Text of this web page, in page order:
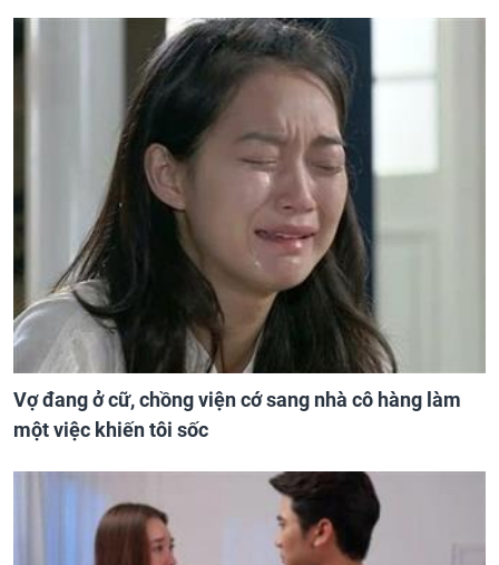
Vợ đang ở cữ, chồng viện cớ sang nhà cô hàng làm
một việc khiến tôi sốc